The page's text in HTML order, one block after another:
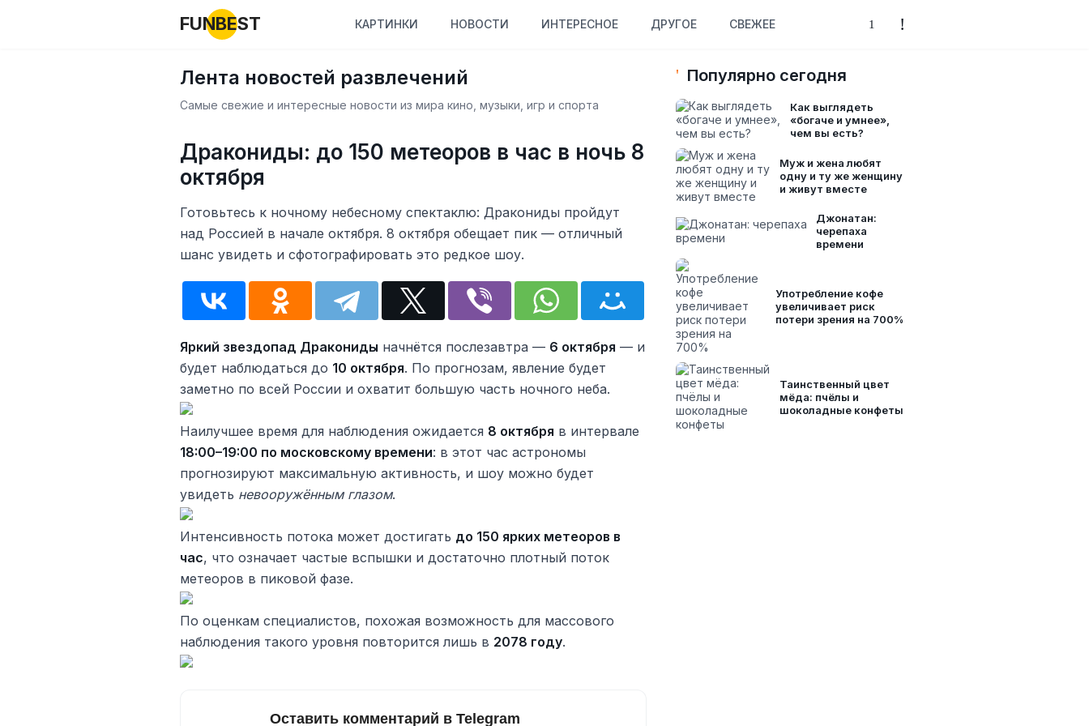
FUNBEST КАРТИНКИ НОВОСТИ ИНТЕРЕСНОЕ ДРУГОЕ СВЕЖЕЕ
Лента новостей развлечений
Самые свежие и интересные новости из мира кино, музыки, игр и спорта
Дракониды: до 150 метеоров в час в ночь 8
октября
Готовьтесь к ночному небесному спектаклю: Дракониды пройдут
над Россией в начале октября. 8 октября обещает пик — отличный
шанс увидеть и сфотографировать это редкое шоу.
Яркий звездопад Дракониды начнётся послезавтра — 6 октября — и
будет наблюдаться до 10 октября. По прогнозам, явление будет
заметно по всей России и охватит большую часть ночного неба.
Наилучшее время для наблюдения ожидается 8 октября в интервале
18:00–19:00 по московскому времени: в этот час астрономы
прогнозируют максимальную активность, и шоу можно будет
увидеть невооружённым глазом.
Интенсивность потока может достигать до 150 ярких метеоров в
час, что означает частые вспышки и достаточно плотный поток
метеоров в пиковой фазе.
По оценкам специалистов, похожая возможность для массового
наблюдения такого уровня повторится лишь в 2078 году.
Популярно сегодня
Как выглядеть
«богаче и умнее»,
чем вы есть?
Муж и жена любят
одну и ту же женщину
и живут вместе
Джонатан:
черепаха
времени
Употребление кофе
увеличивает риск
потери зрения на 700%
Таинственный цвет
мёда: пчёлы и
шоколадные конфеты